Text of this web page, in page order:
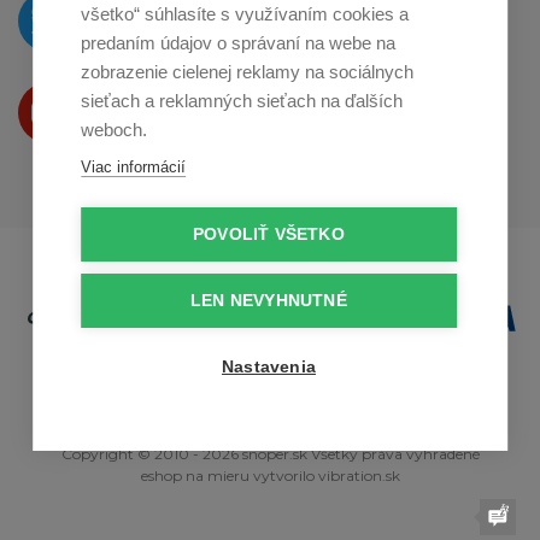
O novinkách píšeme
na Twitteri
Produkty Vám predstavujeme
naYoutube
Copyright © 2010 - 2026 snoper.sk Všetky práva vyhradené
eshop na mieru vytvorilo vibration.sk
všetko“ súhlasíte s využívaním cookies a
predaním údajov o správaní na webe na
zobrazenie cielenej reklamy na sociálnych
sieťach a reklamných sieťach na ďalších
weboch.
Viac informácií
POVOLIŤ VŠETKO
LEN NEVYHNUTNÉ
Nastavenia